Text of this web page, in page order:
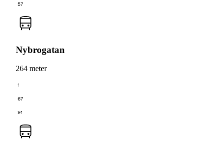
57
Nybrogatan
264 meter
1
67
91